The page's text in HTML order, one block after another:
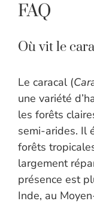
FAQ
Où vit le
Le caracal (
une variété
les forêts
semi-arides. Il
forêts
largement
présence est
Inde, au